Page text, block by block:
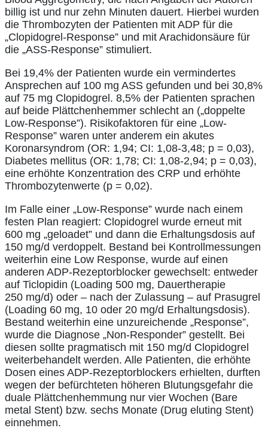
billig ist und nur zehn Minuten dauert. Hierbei wurden
die Thrombozyten der Patienten mit ADP für die
„Clopidogrel-Response” und mit Arachidonsäure für
die „ASS-Response” stimuliert.
Bei 19,4% der Patienten wurde ein vermindertes
Ansprechen auf 100 mg ASS gefunden und bei 30,8%
auf 75 mg Clopidogrel. 8,5% der Patienten sprachen
auf beide Plättchenhemmer schlecht an („doppelte
Low-Response”). Risikofaktoren für eine „Low-
Response” waren unter anderem ein akutes
Koronarsyndrom (OR: 1,94; CI: 1,08-3,48; p = 0,03),
Diabetes mellitus (OR: 1,78; CI: 1,08-2,94; p = 0,03),
eine erhöhte Konzentration des CRP und erhöhte
Thrombozytenwerte (p = 0,02).
Im Falle einer „Low-Response” wurde nach einem
festen Plan reagiert: Clopidogrel wurde erneut mit
600 mg „geloadet” und dann die Erhaltungsdosis auf
150 mg/d verdoppelt. Bestand bei Kontrollmessungen
weiterhin eine Low Response, wurde auf einen
anderen ADP-Rezeptorblocker gewechselt: entweder
auf Ticlopidin (Loading 500 mg, Dauertherapie
250 mg/d) oder – nach der Zulassung – auf Prasugrel
(Loading 60 mg, 10 oder 20 mg/d Erhaltungsdosis).
Bestand weiterhin eine unzureichende „Response”,
wurde die Diagnose „Non-Responder” gestellt. Bei
diesen sollte pragmatisch mit 150 mg/d Clopidogrel
weiterbehandelt werden. Alle Patienten, die erhöhte
Dosen eines ADP-Rezeptorblockers erhielten, durften
wegen der befürchteten höheren Blutungsgefahr die
duale Plättchenhemmung nur vier Wochen (Bare
metal Stent) bzw. sechs Monate (Drug eluting Stent)
einnehmen.